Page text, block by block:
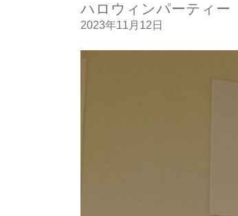
ハロウィンパーティー
2023年11月12日